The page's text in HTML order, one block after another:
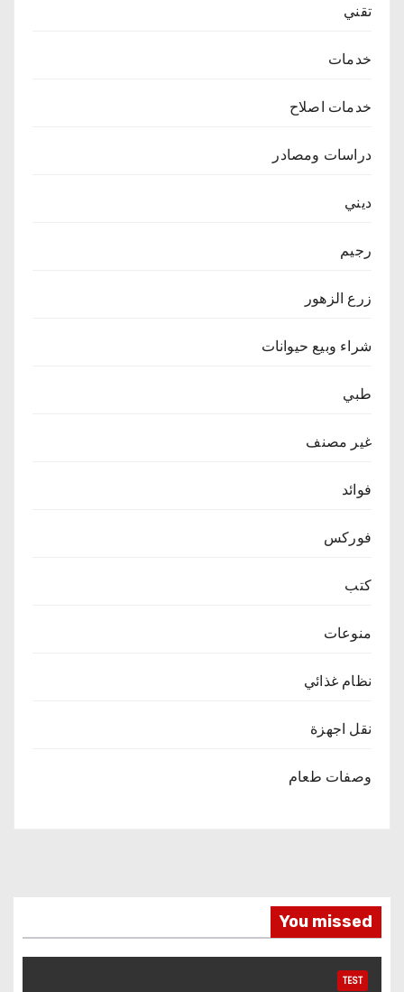
تقني
خدمات
خدمات اصلاح
دراسات ومصادر
ديني
رجيم
زرع الزهور
شراء وبيع حيوانات
طبي
غير مصنف
فوائد
فوركس
كتب
منوعات
نظام غذائي
نقل اجهزة
وصفات طعام
You missed
TEST